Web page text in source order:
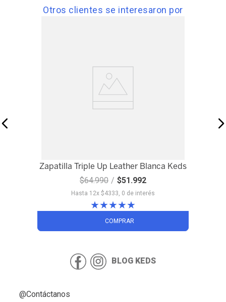
Otros clientes se interesaron por
Zapatilla Triple Up Leather Blanca Keds
$64.990 $51.992
Hasta 12x $4333, 0 de interés
★★★★★
COMPRAR
BLOG KEDS
@Contáctanos